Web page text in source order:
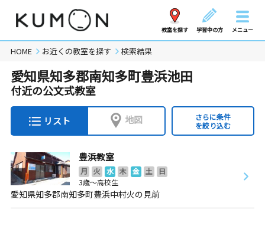
教室を探す 学習中の方 メニュー
HOME お近くの教室を探す 検索結果
愛知県知多郡南知多町豊浜池田
付近の公文式教室
リスト 地図
さらに条件
を絞り込む
豊浜教室
月 火 水 木 金 土
日
3歳～高校生
愛知県知多郡南知多町豊浜中村火の見前